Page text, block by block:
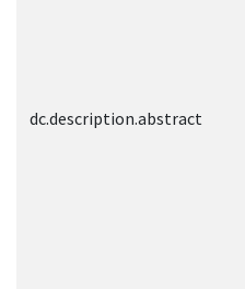
dc.description.abstract